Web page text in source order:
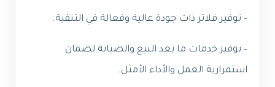
– توفير فلاتر ذات جودة عالية وفعالة في التنقية.
– توفير خدمات ما بعد البيع والصيانة لضمان
استمرارية العمل والأداء الأمثل.